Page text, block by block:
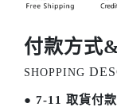
付款方式
SHOPPING
● 7-11 取貨付